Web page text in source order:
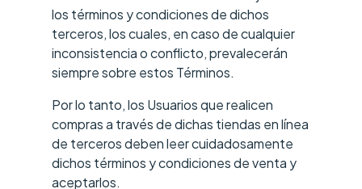
los términos y condiciones de dichos
terceros, los cuales, en caso de cualquier
inconsistencia o conflicto, prevalecerán
siempre sobre estos Términos.
Por lo tanto, los Usuarios que realicen
compras a través de dichas tiendas en línea
de terceros deben leer cuidadosamente
dichos términos y condiciones de venta y
aceptarlos.